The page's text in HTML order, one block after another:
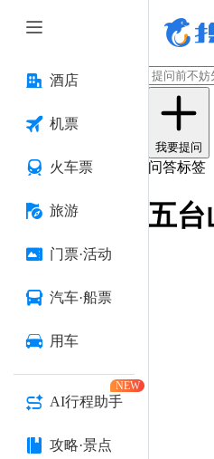
酒店
机票
火车票
旅游
门票·活动
汽车·船票
用车
AI行程助手
NEW
攻略·景点
我要提问
问答标签
五台